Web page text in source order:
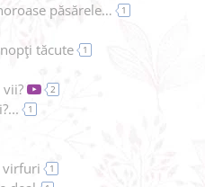
păsărele… 1
tăcute 1
2
1
virfuri 1